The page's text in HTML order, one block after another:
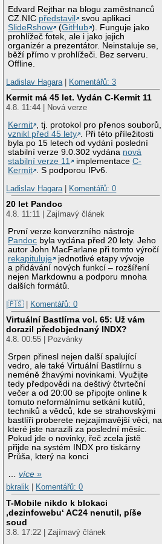
Edvard Rejthar na blogu zaměstnanců
CZ.NIC představil
svou aplikaci
SlideRshow
(GitHub ). Funguje jako
prohlížeč fotek, ale i jako jejich
organizér a prezentátor. Neinstaluje se,
běží přímo v prohlížeči. Bez serveru.
Offline.
Ladislav Hagara | Komentářů: 3
Kermit má 45 let. Vydán C-Kermit 11
4.8. 11:44 | Nová verze
Kermit , tj. protokol pro přenos souborů,
vznikl před 45 lety . Při této příležitosti
byla po 15 letech od vydání poslední
stabilní verze 9.0.302 vydána nová
stabilní verze 11
implementaceC-
Kermit . S podporou IPv6.
Ladislav Hagara | Komentářů: 0
20 let Pandoc
4.8. 11:11 | Zajímavý článek
První verze konverzního nástroje
Pandoc byla vydána před 20 lety. Jeho
autor John MacFarlane při tomto výročí
rekapituluje
jednotlivé etapy vývoje
a přidávání nových funkcí – rozšíření
nejen Markdownu a podporu mnoha
dalších formátů.
|🇵🇸 | Komentářů: 0
Virtuální Bastlírna vol. 65: Už vám
dorazil předobjednaný INDX?
4.8. 00:55 | Pozvánky
Srpen přinesl nejen další spalující
vedro, ale také Virtuální Bastlírnu s
neméně žhavými novinkami. Využijte
tedy předpovědi na deštivý čtvrteční
večer a od 20:00 se připojte online k
tomuto neformálnímu setkání kutilů,
techniků a vědců, kde se strahovskými
bastlíři proberete nejzajímavější věci, na
které jste narazili za poslední měsíc.
Pokud jde o novinky, řeč zcela jistě
přijde na systém INDX pro tiskárny
Průša, který na konci
…více »
bkralik
Komentářů: 0
T-Mobile nikdo k blokaci
‚dezinfowebu‘ AC24 nenutil, píše
soud
3.8. 17:22 | Zajímavý článek